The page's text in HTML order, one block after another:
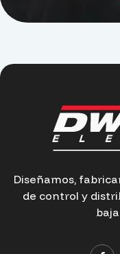
Diseñamos,
de control y